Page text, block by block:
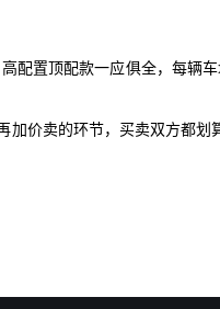
配置顶配款一应俱全，每辆
加价卖的环节，买卖双方都